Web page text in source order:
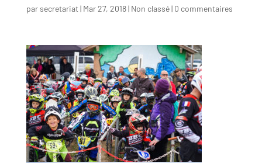
par secretariat| Mar 27, 2018| Non classé| 0 commentaires